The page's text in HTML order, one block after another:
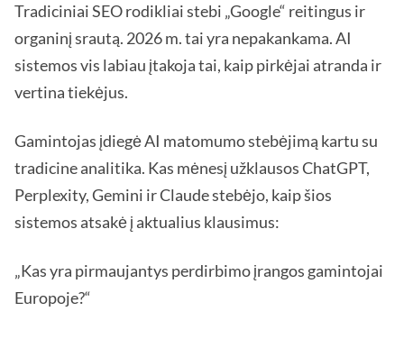
Tradiciniai SEO rodikliai stebi „Google“ reitingus ir
organinį srautą. 2026 m. tai yra nepakankama. AI
sistemos vis labiau įtakoja tai, kaip pirkėjai atranda ir
vertina tiekėjus.
Gamintojas įdiegė AI matomumo stebėjimą kartu su
tradicine analitika. Kas mėnesį užklausos ChatGPT,
Perplexity, Gemini ir Claude stebėjo, kaip šios
sistemos atsakė į aktualius klausimus:
„Kas yra pirmaujantys perdirbimo įrangos gamintojai
Europoje?“